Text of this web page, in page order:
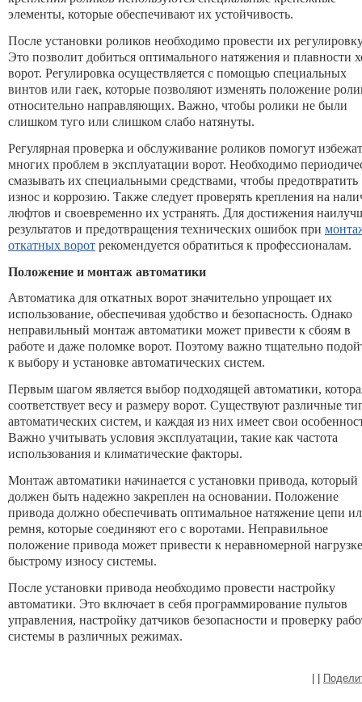
элементы, которые обеспечивают их устойчивость.
После установки роликов необходимо провести их
Это позволит добиться оптимального натяжения и плавности
ворот. Регулировка осуществляется с помощью специальных
винтов или гаек, которые позволяют изменять положение
относительно направляющих. Важно, чтобы ролики не были
слишком туго или слишком слабо натянуты.
Регулярная проверка и обслуживание роликов помогут
многих проблем в эксплуатации ворот. Необходимо
смазывать их специальными средствами, чтобы предотвратить
износ и коррозию. Также следует проверять крепления на
люфтов и своевременно их устранять. Для достижения
результатов и предотвращения технических ошибок при
откатных ворот рекомендуется обратиться к профессионалам.
Положение и монтаж автоматики
Автоматика для откатных ворот значительно упрощает их
использование, обеспечивая удобство и безопасность. Однако
неправильный монтаж автоматики может привести к сбоям в
работе и даже поломке ворот. Поэтому важно тщательно
к выбору и установке автоматических систем.
Первым шагом является выбор подходящей автоматики,
соответствует весу и размеру ворот. Существуют различные
автоматических систем, и каждая из них имеет свои
Важно учитывать условия эксплуатации, такие как частота
использования и климатические факторы.
Монтаж автоматики начинается с установки привода, который
должен быть надежно закреплен на основании. Положение
привода должно обеспечивать оптимальное натяжение цепи
ремня, которые соединяют его с воротами. Неправильное
положение привода может привести к неравномерной
быстрому износу системы.
После установки привода необходимо провести настройку
автоматики. Это включает в себя программирование пультов
управления, настройку датчиков безопасности и проверку
системы в различных режимах.